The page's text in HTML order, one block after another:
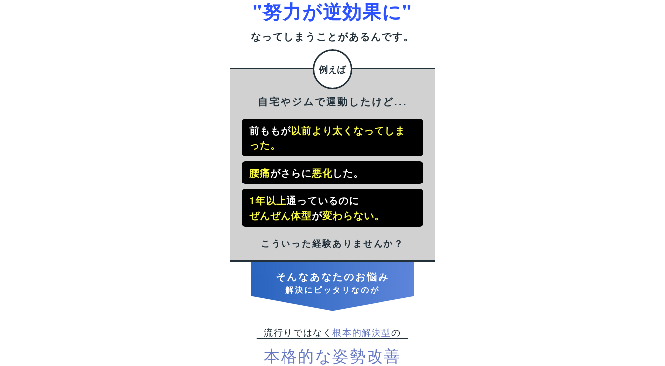
"努力が逆効果に"
なってしまうことがあるんです。
自宅やジムで運動したけど...
前ももが以前より太くなってしま
った。
腰痛がさらに悪化した。
1年以上通っているのに
ぜんぜん体型が変わらない。
こういった経験ありませんか？
そんなあなたのお悩み
解決にピッタリなのが
流行りではなく 根本的解決型の
本格的な姿勢改善